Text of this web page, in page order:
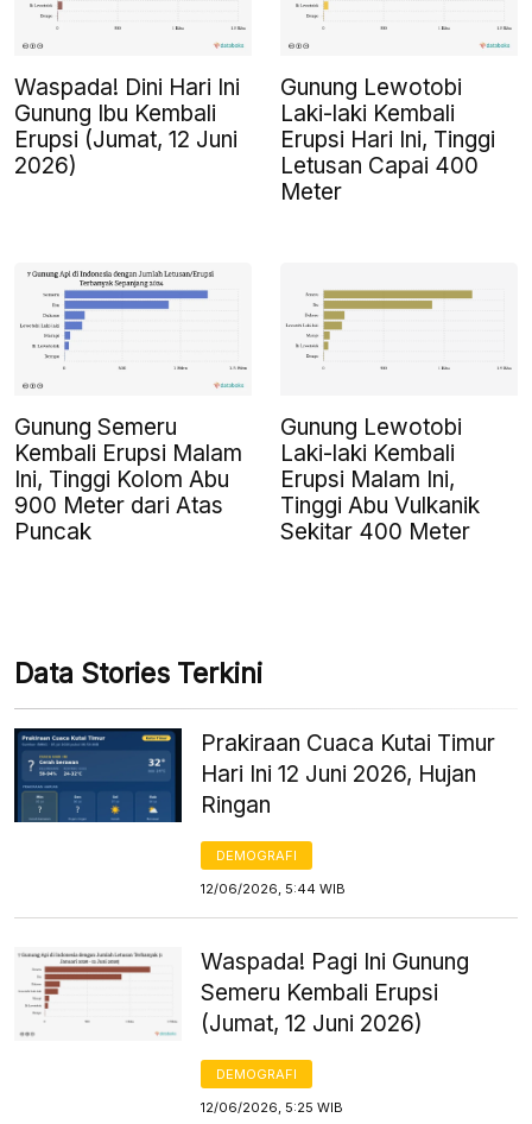
Waspada! Dini Hari Ini
Gunung Ibu Kembali
Erupsi (Jumat, 12 Juni
2026)
Gunung Lewotobi
Laki-laki Kembali
Erupsi Hari Ini, Tinggi
Letusan Capai 400
Meter
Gunung Semeru
Kembali Erupsi Malam
Ini, Tinggi Kolom Abu
900 Meter dari Atas
Puncak
Gunung Lewotobi
Laki-laki Kembali
Erupsi Malam Ini,
Tinggi Abu Vulkanik
Sekitar 400 Meter
Data Stories Terkini
Prakiraan Cuaca Kutai Timur
Hari Ini 12 Juni 2026, Hujan
Ringan
DEMOGRAFI
12/06/2026, 5:44 WIB
Waspada! Pagi Ini Gunung
Semeru Kembali Erupsi
(Jumat, 12 Juni 2026)
DEMOGRAFI
12/06/2026, 5:25 WIB